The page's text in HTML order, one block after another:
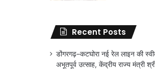
Recent Posts
डोंगरगढ़–कटघोरा नई रेल लाइन की
अभूतपूर्व उत्साह, केंद्रीय राज्य मंत्री